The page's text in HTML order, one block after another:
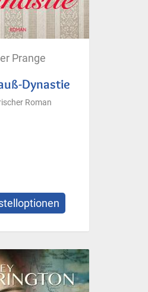
Prange
Dynastie
Roman